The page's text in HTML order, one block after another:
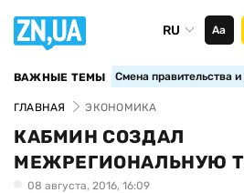
RU Аа
ВАЖНЫЕ ТЕМЫ Смена правительства
ГЛАВНАЯ ЭКОНОМИКА
КАБМИН СОЗДАЛ
МЕЖРЕГИОНАЛЬНУЮ
08 августа, 2016, 16:09